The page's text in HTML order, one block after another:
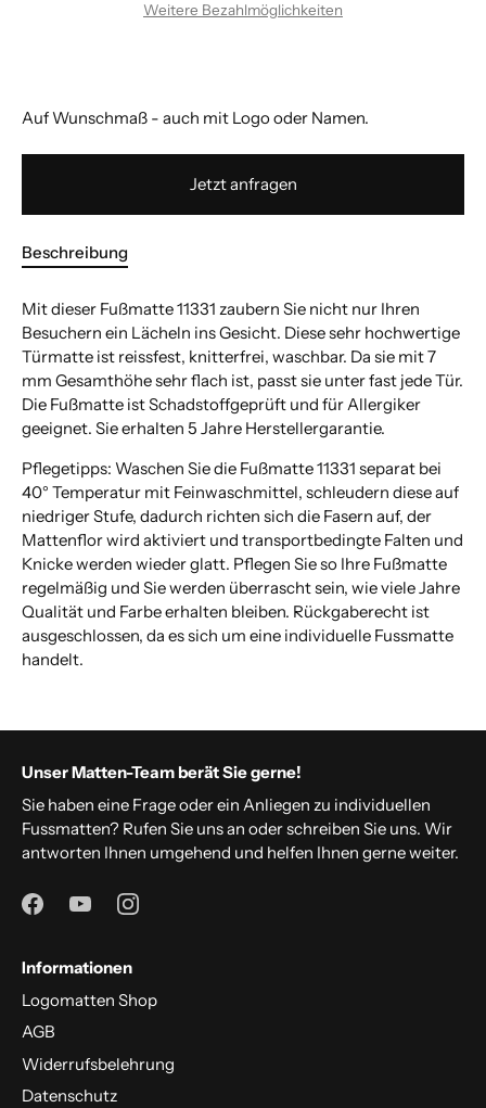
Weitere Bezahlmöglichkeiten
Auf Wunschmaß - auch mit Logo oder Namen.
Jetzt anfragen
Beschreibung
Mit dieser Fußmatte 11331 zaubern Sie nicht nur Ihren
Besuchern ein Lächeln ins Gesicht. Diese sehr hochwertige
Türmatte ist reissfest, knitterfrei, waschbar. Da sie mit 7
mm Gesamthöhe sehr flach ist, passt sie unter fast jede Tür.
Die Fußmatte ist Schadstoffgeprüft und für Allergiker
geeignet. Sie erhalten 5 Jahre Herstellergarantie.
Pflegetipps: Waschen Sie die Fußmatte 11331 separat bei
40° Temperatur mit Feinwaschmittel, schleudern diese auf
niedriger Stufe, dadurch richten sich die Fasern auf, der
Mattenflor wird aktiviert und transportbedingte Falten und
Knicke werden wieder glatt. Pflegen Sie so Ihre Fußmatte
regelmäßig und Sie werden überrascht sein, wie viele Jahre
Qualität und Farbe erhalten bleiben. Rückgaberecht ist
ausgeschlossen, da es sich um eine individuelle Fussmatte
handelt.
Unser Matten-Team berät Sie gerne!
Sie haben eine Frage oder ein Anliegen zu individuellen
Fussmatten? Rufen Sie uns an oder schreiben Sie uns. Wir
antworten Ihnen umgehend und helfen Ihnen gerne weiter.
Informationen
Logomatten Shop
AGB
Widerrufsbelehrung
Datenschutz